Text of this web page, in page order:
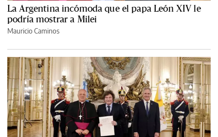
La Argentina incómoda que el papa León XIV le
podría mostrar a Milei
Mauricio Caminos